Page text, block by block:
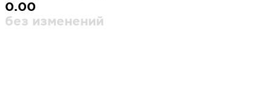
0.00
без изменений